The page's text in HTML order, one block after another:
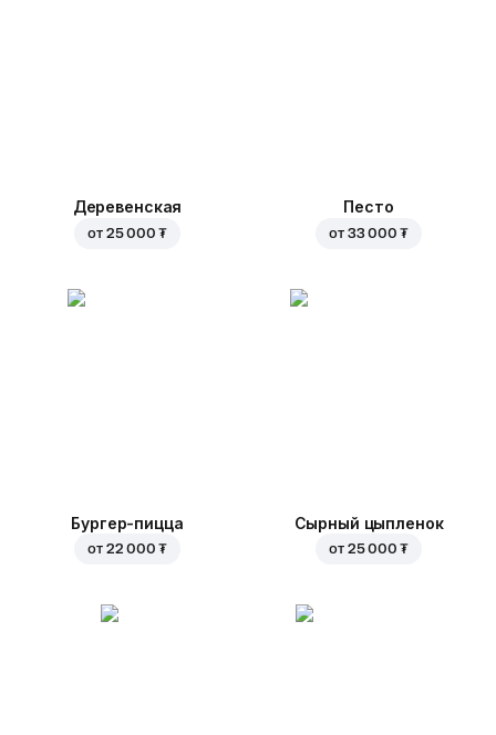
Деревенская
от 25 000 ₮
Песто
от 33 000 ₮
Бургер-пицца
от 22 000 ₮
Сырный цыпленок
от 25 000 ₮